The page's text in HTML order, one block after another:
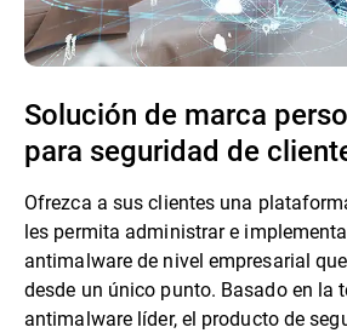
Solución de marca
para seguridad de
Ofrezca a sus clientes una
les permita administrar e
antimalware de nivel empresarial
desde un único punto. Basado en la
antimalware líder, el producto de